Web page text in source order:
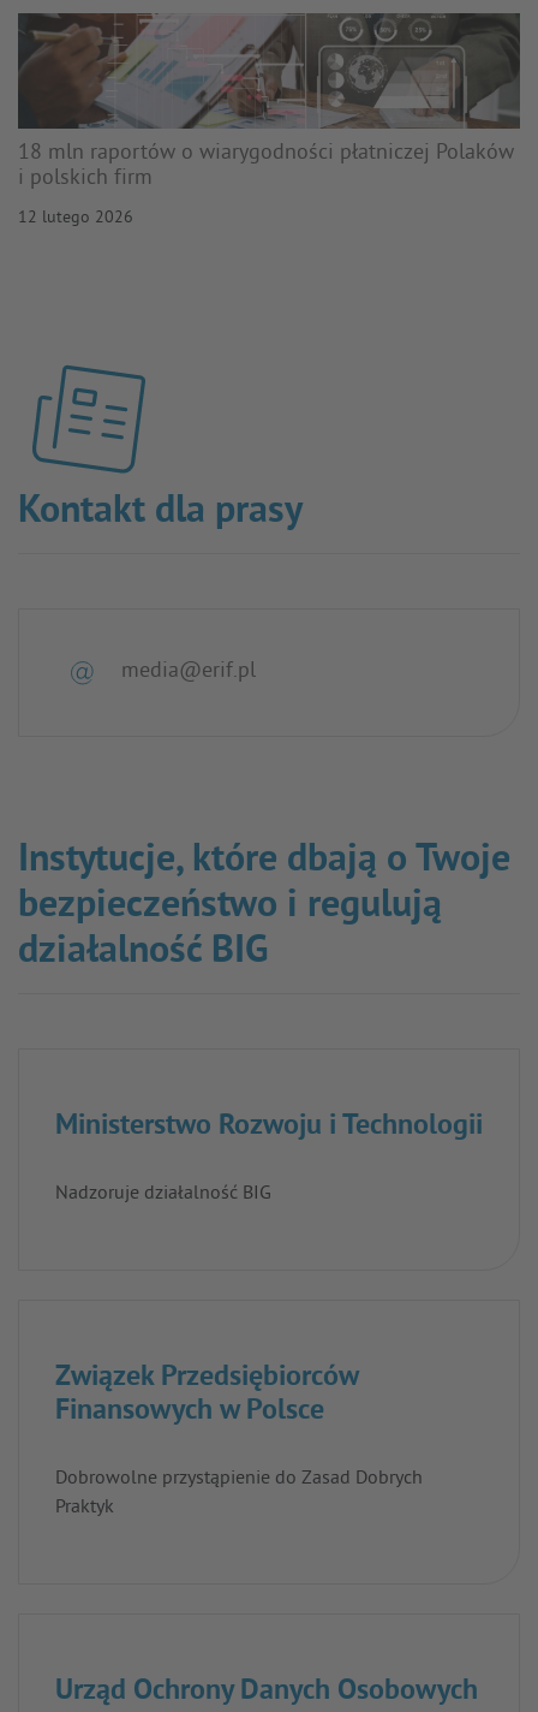
18 mln raportów o wiarygodności płatniczej Polaków
i polskich firm
12 lutego 2026
Kontakt dla prasy
media@erif.pl
Instytucje, które dbają o Twoje
bezpieczeństwo i regulują
działalność BIG
Ministerstwo Rozwoju i Technologii
Nadzoruje działalność BIG
Związek Przedsiębiorców
Finansowych w Polsce
Dobrowolne przystąpienie do Zasad Dobrych
Praktyk
Urząd Ochrony Danych Osobowych